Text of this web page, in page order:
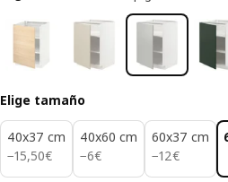
Elige tamaño
40x37 cm
−15,50€
15,50€
40x60 cm
−6€
6€
60x37 cm
−12€
12€